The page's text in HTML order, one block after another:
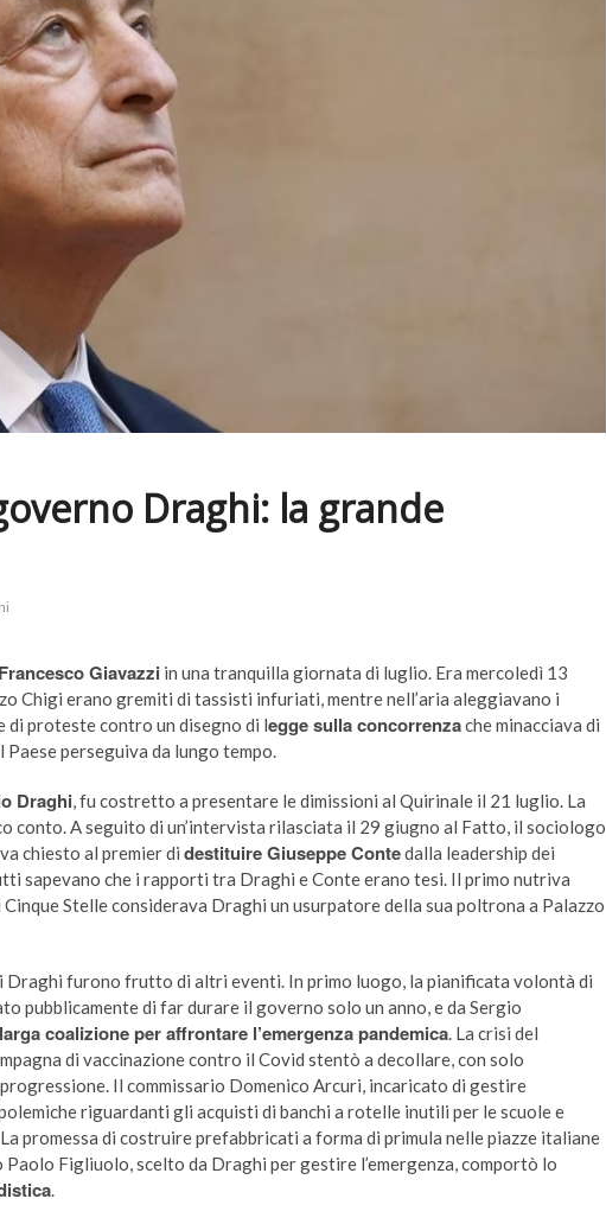
Draghi: la grande
Francesco Giavazzi in una tranquilla giornata di luglio. Era mercoledì 13
Chigi erano gremiti di tassisti infuriati, mentre nell’aria aleggiavano i
di proteste contro un disegno di legge sulla concorrenzache minacciava di
perseguiva da lungo tempo.
Draghi, fu costretto a presentare le dimissioni al Quirinale il 21 luglio. La
conto. A seguito di un’intervista rilasciata il 29 giugno al Fatto, il sociologo
chiesto al premier di destituire Giuseppe Contedalla leadership dei
sapevano che i rapporti tra Draghi e Conte erano tesi. Il primo nutriva
Stelle considerava Draghi un usurpatore della sua poltrona a Palazzo
Draghi furono frutto di altri eventi. In primo luogo, la pianificata volontà di
pubblicamente di far durare il governo solo un anno, e da Sergio
larga coalizione per affrontare l’emergenza pandemica. La crisi del
di vaccinazione contro il Covid stentò a decollare, con solo
Il commissario Domenico Arcuri, incaricato di gestire
riguardanti gli acquisti di banchi a rotelle inutili per le scuole e
promessa di costruire prefabbricati a forma di primula nelle piazze italiane
Paolo Figliuolo, scelto da Draghi per gestire l’emergenza, comportò lo
.